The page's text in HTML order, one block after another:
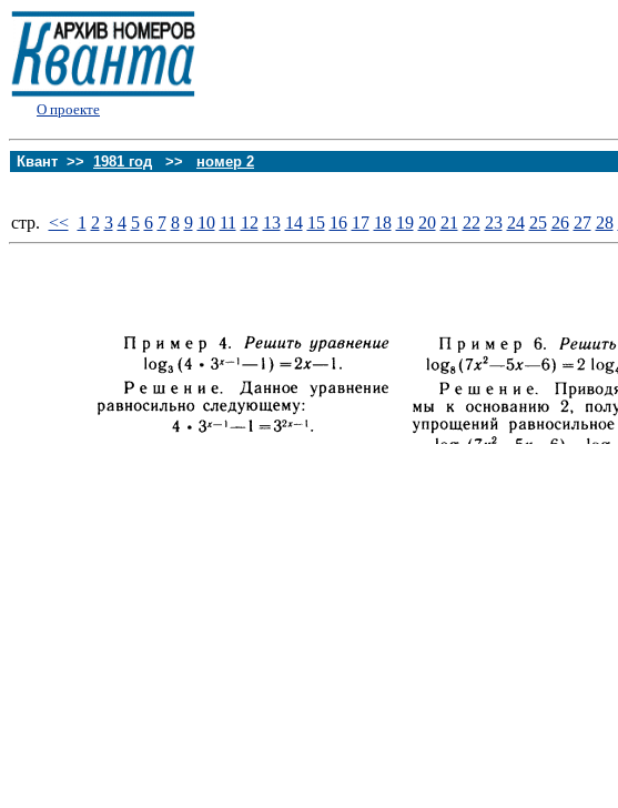
О проекте
Квант >> 1981 год >> номер 2
стp. << 1 2 3 4 5 6 7 8 9 10 11 12 13 14 15 16 17 18 19 20 21 22 23 24 25 26 27 28